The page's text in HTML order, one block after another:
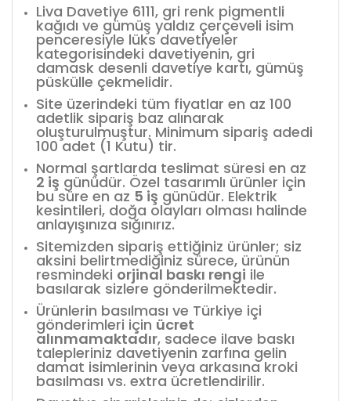
Liva Davetiye 6111, gri renk pigmentli
kağıdı ve gümüş yaldız çerçeveli isim
penceresiyle lüks davetiyeler
kategorisindeki davetiyenin, gri
damask desenli davetiye kartı, gümüş
püskülle çekmelidir.
Site üzerindeki tüm fiyatlar en az 100
adetlik sipariş baz alınarak
oluşturulmuştur. Minimum sipariş adedi
100 adet (1 Kutu) tir.
Normal şartlarda teslimat süresi en az
2 iş günüdür. Özel tasarımlı ürünler için
bu süre en az 5 iş günüdür. Elektrik
kesintileri, doğa olayları olması halinde
anlayışınıza sığınırız.
Sitemizden sipariş ettiğiniz ürünler; siz
aksini belirtmediğiniz sürece, ürünün
resmindeki orjinal baskı rengi ile
basılarak sizlere gönderilmektedir.
Ürünlerin basılması ve Türkiye içi
gönderimleri için ücret
alınmamaktadır, sadece ilave baskı
talepleriniz davetiyenin zarfına gelin
damat isimlerinin veya arkasına kroki
basılması vs. extra ücretlendirilir.